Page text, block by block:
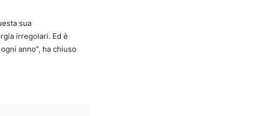
sua
irregolari. Ed è
anno”, ha chiuso